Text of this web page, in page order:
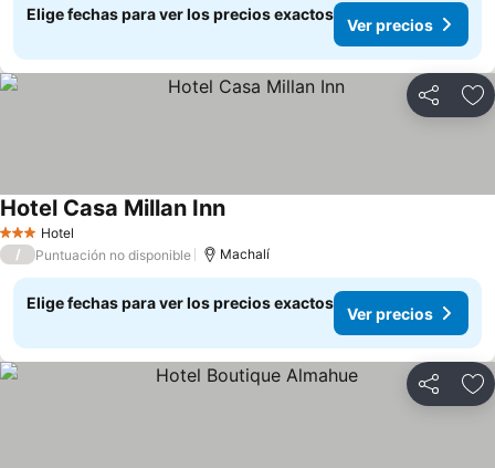
Elige fechas para ver los precios exactos
Ver precios
Compartir
3 Estrellas
Hotel
Hotel Casa Millan Inn
/ Puntuación no disponible Machalí
Elige fechas para ver los precios exactos
Ver precios
Compartir